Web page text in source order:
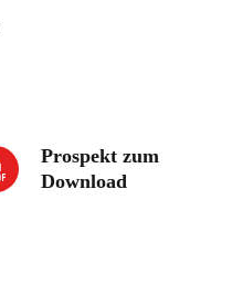
Prospekt zum
Download